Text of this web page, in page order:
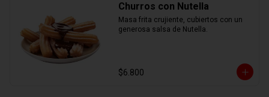
Churros con Nutella
Masa frita crujiente, cubiertos con un
generosa salsa de Nutella.
$6.800